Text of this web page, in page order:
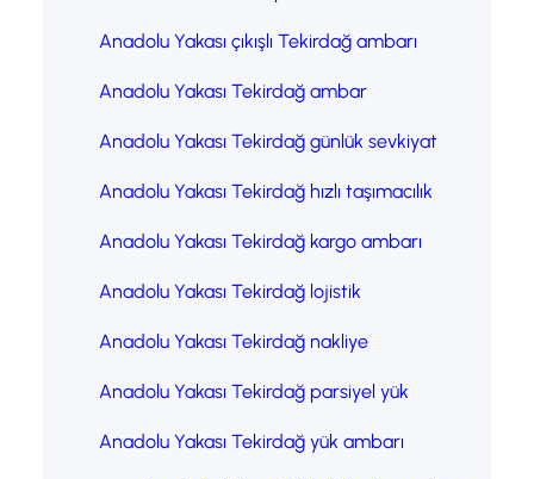
Anadolu Yakası çıkışlı Tekirdağ ambarı
Anadolu Yakası Tekirdağ ambar
Anadolu Yakası Tekirdağ günlük sevkiyat
Anadolu Yakası Tekirdağ hızlı taşımacılık
Anadolu Yakası Tekirdağ kargo ambarı
Anadolu Yakası Tekirdağ lojistik
Anadolu Yakası Tekirdağ nakliye
Anadolu Yakası Tekirdağ parsiyel yük
Anadolu Yakası Tekirdağ yük ambarı